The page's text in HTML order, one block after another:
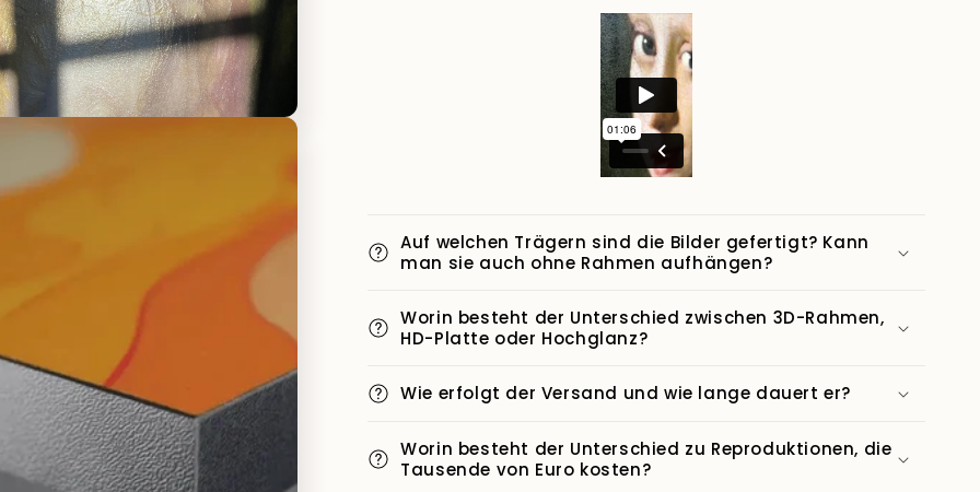
Auf welchen Trägern sind die Bilder gefertigt? Kann
man sie auch ohne Rahmen aufhängen?
Worin besteht der Unterschied zwischen 3D-Rahmen,
HD-Platte oder Hochglanz?
Wie erfolgt der Versand und wie lange dauert er?
Worin besteht der Unterschied zu Reproduktionen, die
Tausende von Euro kosten?